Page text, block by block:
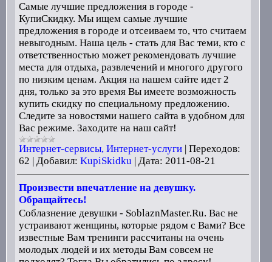
Самые лучшие предложения в городе -
КупиСкидку. Мы ищем самые лучшие
предложения в городе и отсеиваем то, что считаем
невыгодным. Наша цель - стать для Вас теми, кто с
ответственностью может рекомендовать лучшие
места для отдыха, развлечений и многого другого
по низким ценам. Акция на нашем сайте идет 2
дня, только за это время Вы имеете возможность
купить скидку по специальному предложению.
Следите за новостями нашего сайта в удобном для
Вас режиме. Заходите на наш сайт!
Интернет-сервисы, Интернет-услуги| Переходов:
62 | Добавил: KupiSkidku | Дата: 2011-08-21
Произвести впечатление на девушку.
Обращайтесь!
Соблазнение девушки - SoblaznMaster.Ru. Вас не
устраивают женщины, которые рядом с Вами? Все
известные Вам тренинги рассчитаны на очень
молодых людей и их методы Вам совсем не